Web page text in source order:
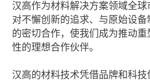
汉高作为材料解决方案领域全
对不懈创新的追求、与原始设
的密切合作，使我们成为推动
性的理想合作伙伴。
汉高的材料技术凭借品牌和科技